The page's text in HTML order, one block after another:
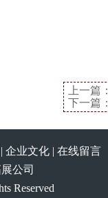
上一篇：
下一篇：
| 企业文化 | 在线留言
公司
Reserved